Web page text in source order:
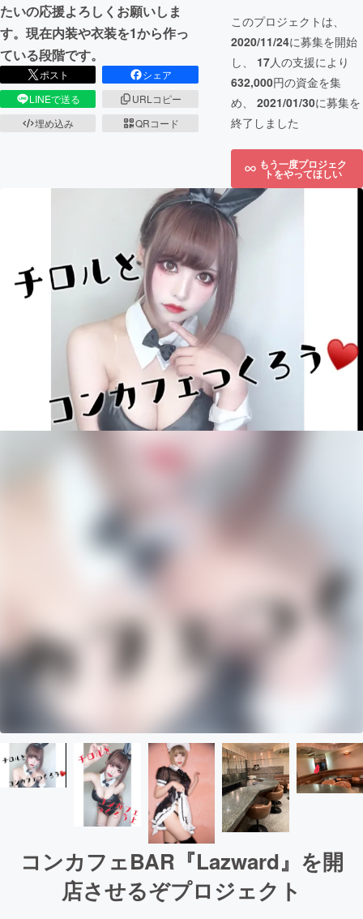
たいの応援よろしくお願いしま
す。現在内装や衣装を1から作っ
ている段階です。
ポスト
シェア
LINEで送る
URLコピー
埋め込み
QRコード
このプロジェクトは、
2020/11/24に募集を開始
し、 17人の支援により
632,000円の資金を集
め、 2021/01/30に募集を
終了しました
もう一度プロジェク
トをやってほしい
コンカフェBAR『Lazward』を開
店させるぞプロジェクト